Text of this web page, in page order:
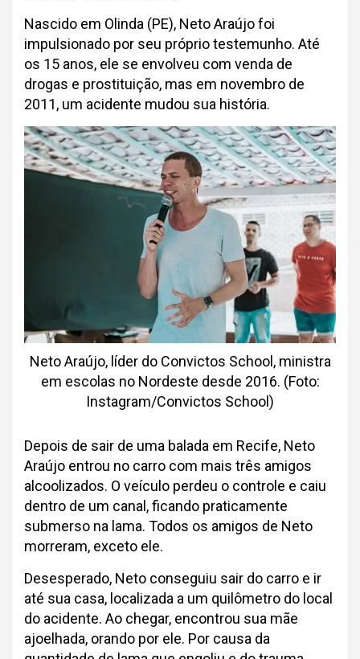
Nascido em Olinda (PE), Neto Araújo foi
impulsionado por seu próprio testemunho. Até
os 15 anos, ele se envolveu com venda de
drogas e prostituição, mas em novembro de
2011, um acidente mudou sua história.
Neto Araújo, líder do Convictos School, ministra
em escolas no Nordeste desde 2016. (Foto:
Instagram/Convictos School)
Depois de sair de uma balada em Recife, Neto
Araújo entrou no carro com mais três amigos
alcoolizados. O veículo perdeu o controle e caiu
dentro de um canal, ficando praticamente
submerso na lama. Todos os amigos de Neto
morreram, exceto ele.
Desesperado, Neto conseguiu sair do carro e ir
até sua casa, localizada a um quilômetro do local
do acidente. Ao chegar, encontrou sua mãe
ajoelhada, orando por ele. Por causa da